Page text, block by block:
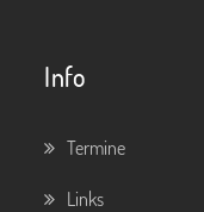
Info
Termine
Links